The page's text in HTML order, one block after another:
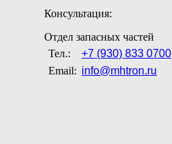
Консультация:
Отдел запасных частей
Тел.:
+7 (930) 833 0700
Email: info@mhtron.ru